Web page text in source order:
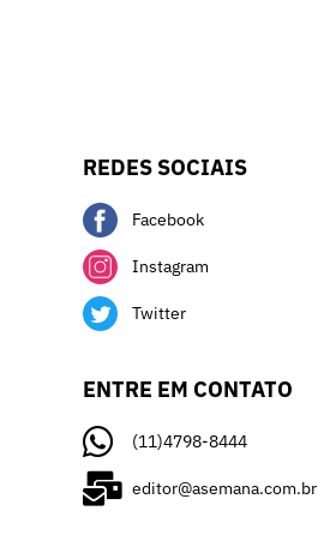
REDES SOCIAIS
Facebook
Instagram
Twitter
ENTRE EM CONTATO
(11)4798-8444
editor@asemana.com.br